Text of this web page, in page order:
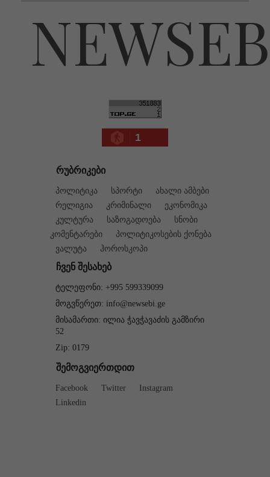
1
რუბრიკები
პოლიტიკა სპორტი
ახალი ამბები
რელიგია
კრიმინალი
ეკონომიკა
კულტურა
საზოგადოება
სნობი
კომენტარები
პოლიტიკოსების ქონება
ვალუტა
ჰოროსკოპი
ჩვენ შესახებ
ტელეფონი: +995 599339099
მოგვწერეთ: info@newsebi.ge
მისამართი: ილია ჭავჭავაძის გამზირი
52
Zip: 0179
შემოგვიერთდით
Facebook Twitter
Instagram
Linkedin